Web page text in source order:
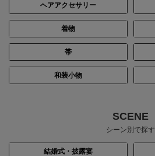
ヘアアクセサリー
着物
帯
和装小物
SCENE
シーン別で探す
結婚式・披露宴